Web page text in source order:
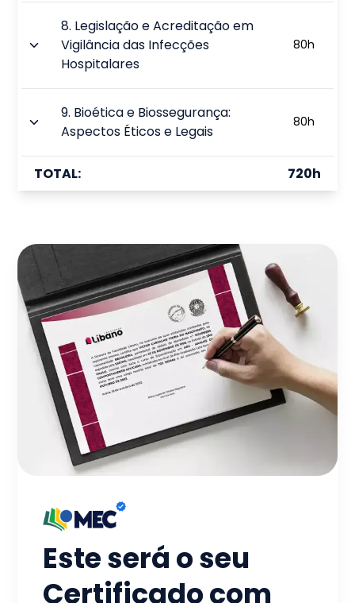
8. Legislação e Acreditação em
Vigilância das Infecções
Hospitalares
80h
9. Bioética e Biossegurança:
Aspectos Éticos e Legais
80h
TOTAL: 720h
Este será o seu
Certificado com